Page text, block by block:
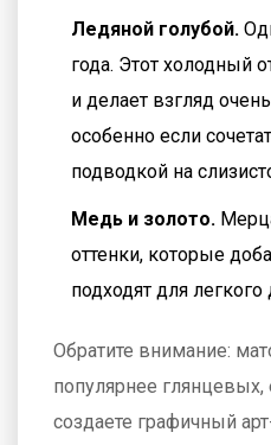
Ледяной голубой.
года. Этот холодный
и делает взгляд
особенно если
подводкой на
Медь и золото.
оттенки, которые
подходят для
Обратите внимание:
популярнее
создаете графичный